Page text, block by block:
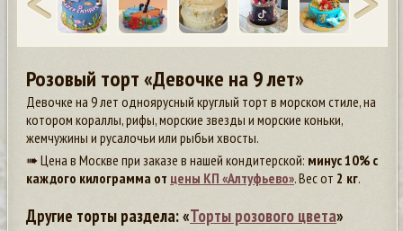
Розовый торт «Девочке на 9 лет»
Девочке на 9 лет одноярусный круглый торт в морском стиле, на
котором кораллы, рифы, морские звезды и морские коньки,
жемчужины и русалочьи или рыбьи хвосты.
➠ Цена в Москве при заказе в нашей кондитерской: минус 10% с
каждого килограмма от цены КП «Алтуфьево». Вес от 2 кг.
Другие торты раздела: «Торты розового цвета»